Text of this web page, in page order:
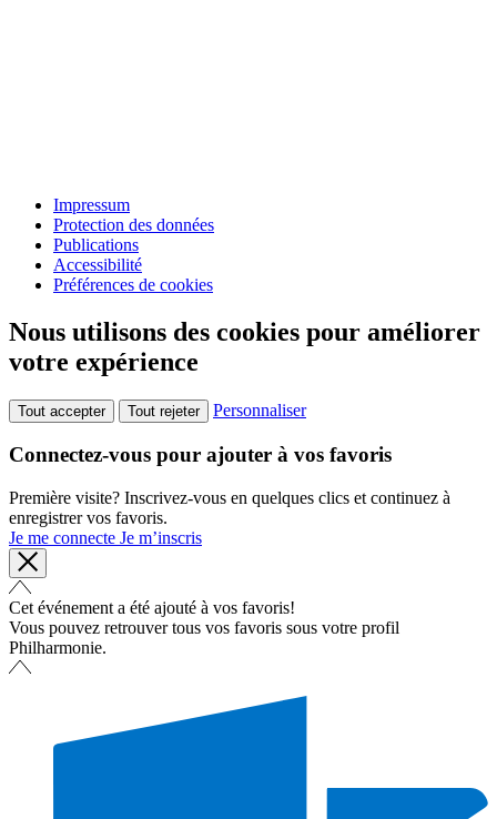
Impressum
Protection des données
Publications
Accessibilité
Préférences de cookies
Nous utilisons des cookies pour améliorer
votre expérience
Tout accepter Tout rejeter Personnaliser
Connectez-vous pour ajouter à vos favoris
Première visite? Inscrivez-vous en quelques clics et continuez à
enregistrer vos favoris.
Je me connecte Je m’inscris
Cet événement a été ajouté à vos favoris!
Vous pouvez retrouver tous vos favoris sous votre profil
Philharmonie.